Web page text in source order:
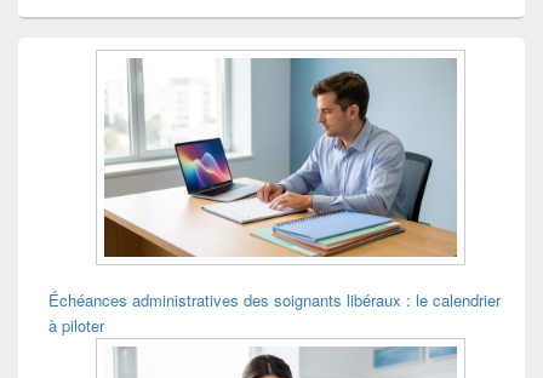
Échéances administratives des soignants libéraux : le calendrier
à piloter